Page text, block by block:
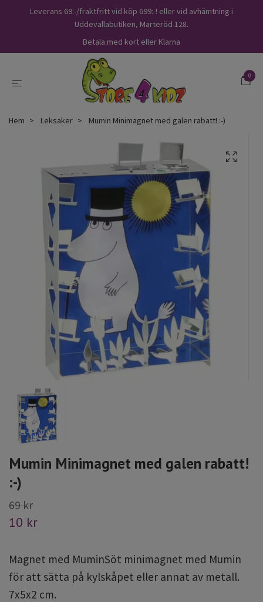
Leverans 69:-/fraktfritt vid köp 699:-! eller vid avhämtning i
Uddevallabutiken, Marteröd 128.
Betala med kort eller Klarna
0
Hem Leksaker Mumin Minimagnet med galen rabatt! :-)
Mumin Minimagnet med galen rabatt!
:-)
69 kr
10 kr
Magnet med MuminSöt minimagnet med Mumin
för att sätta på kylskåpet eller annat av metall.
7x5x2 cm.